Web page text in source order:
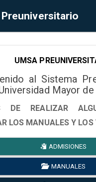
UMSA
al Sistema
Mayor de
DE REALIZAR
LOS MANUALES Y LOS
ADMISIONES
MANUALES